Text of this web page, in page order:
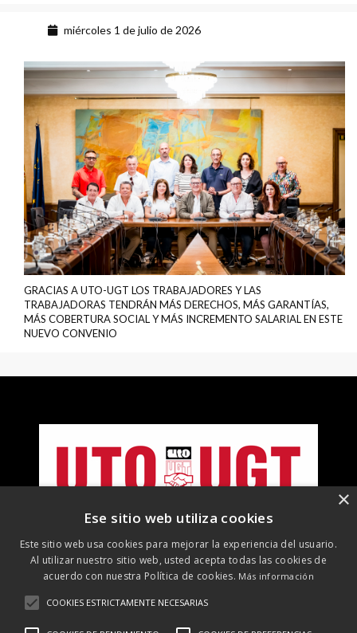
miércoles 1 de julio de 2026
GRACIAS A UTO-UGT LOS TRABAJADORES Y LAS
TRABAJADORAS TENDRÁN MÁS DERECHOS, MÁS GARANTÍAS,
MÁS COBERTURA SOCIAL Y MÁS INCREMENTO SALARIAL EN ESTE
NUEVO CONVENIO
×
Ese sitio web utiliza cookies
Este sitio web usa cookies para mejorar la experiencia del usuario.
Al utilizar nuestro sitio web, usted acepta todas las cookies de
acuerdo con nuestra Política de cookies. Más información
COOKIES ESTRICTAMENTE NECESARIAS